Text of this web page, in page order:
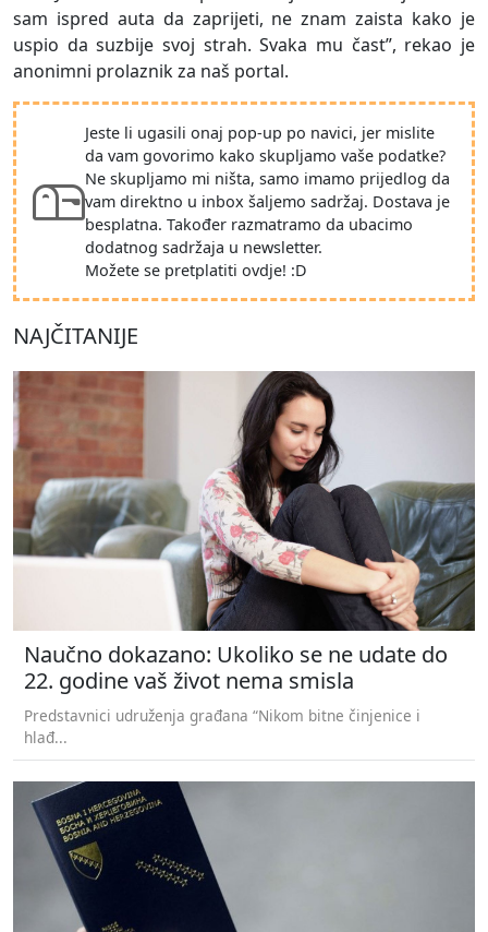
sam ispred auta da zaprijeti, ne znam zaista kako je
uspio da suzbije svoj strah. Svaka mu čast”, rekao je
anonimni prolaznik za naš portal.
Jeste li ugasili onaj pop-up po navici, jer mislite
da vam govorimo kako skupljamo vaše podatke?
Ne skupljamo mi ništa, samo imamo prijedlog da
vam direktno u inbox šaljemo sadržaj. Dostava je
besplatna. Također razmatramo da ubacimo
dodatnog sadržaja u newsletter.
Možete se pretplatiti ovdje! :D
NAJČITANIJE
Naučno dokazano: Ukoliko se ne udate do
22. godine vaš život nema smisla
Predstavnici udruženja građana “Nikom bitne činjenice i
hlađ...